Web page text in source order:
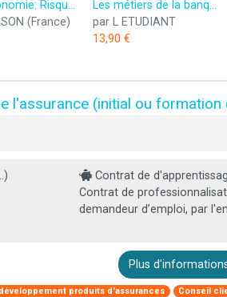
Microéconomie: Risque, finance, assurance
(France)
Les métiers de la banque, finance, assurance, expertise comptable édition 2022
par L ETUDIANT
13,90 €
l'assurance (initial ou formation
Contrat de
Contrat de
demandeur d’emploi, par
Plus
produits d'assurances Conseil